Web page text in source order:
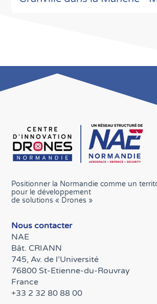
Positionner la Normandie comme un
pour le développement
de solutions « Drones »
Nous contacter
NAE
Bât. CRIANN
745, Av. de l’Université
76800 St-Etienne-du-Rouvray
France
+33 2 32 80 88 00